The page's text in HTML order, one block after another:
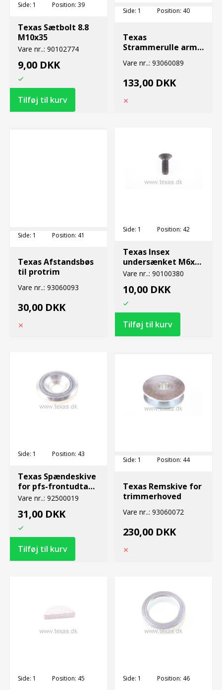
Side: 1 Position: 39
Texas Sætbolt 8.8
M10x35
Vare nr..: 90102774
9,00 DKK
Side: 1 Position: 40
Texas
Strammerulle arm
Vare nr..: 93060089
133,00 DKK
Side: 1 Position: 41
Texas Afstandsbøs
til protrim
Vare nr..: 93060093
30,00 DKK
Side: 1 Position: 42
Texas Insex
undersænket M6x16
8.8 FZ
Vare nr..: 90100380
10,00 DKK
Side: 1 Position: 43
Texas Spændeskive
for pfs-frontudtag
1994-
Vare nr..: 92500019
31,00 DKK
Side: 1 Position: 44
Texas Remskive for
trimmerhoved
Vare nr..: 93060072
230,00 DKK
Side: 1 Position: 45 Side: 1 Position: 46